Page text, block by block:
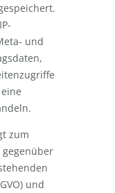
und
zum
und